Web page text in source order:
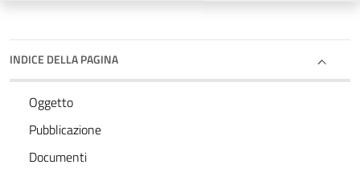
INDICE DELLA PAGINA
Oggetto
Pubblicazione
Documenti